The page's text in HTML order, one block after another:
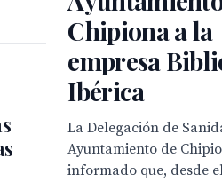
Chipiona a la
empresa
Ibérica
La Delegación de
Ayuntamiento de
informado que, desde